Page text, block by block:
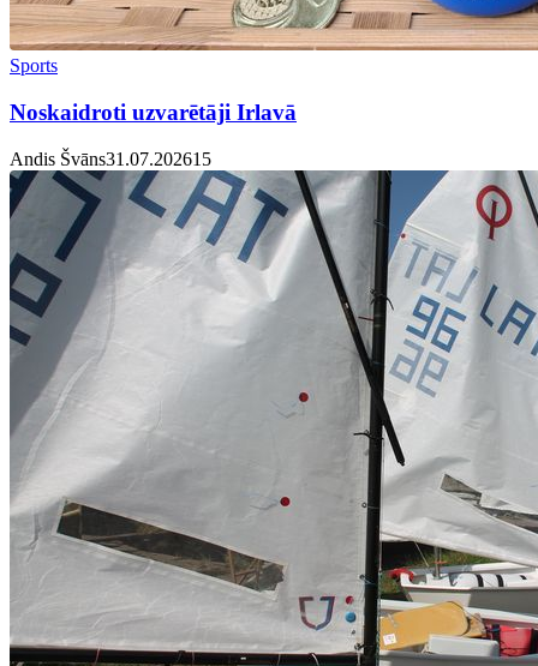
Sports
Noskaidroti uzvarētāji Irlavā
Andis Švāns31.07.20261 5